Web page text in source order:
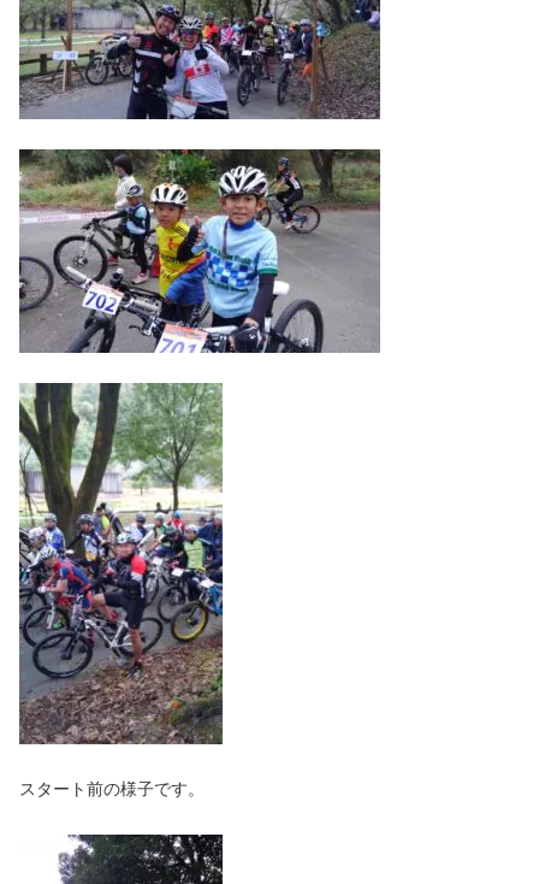
スタート前の様子です。